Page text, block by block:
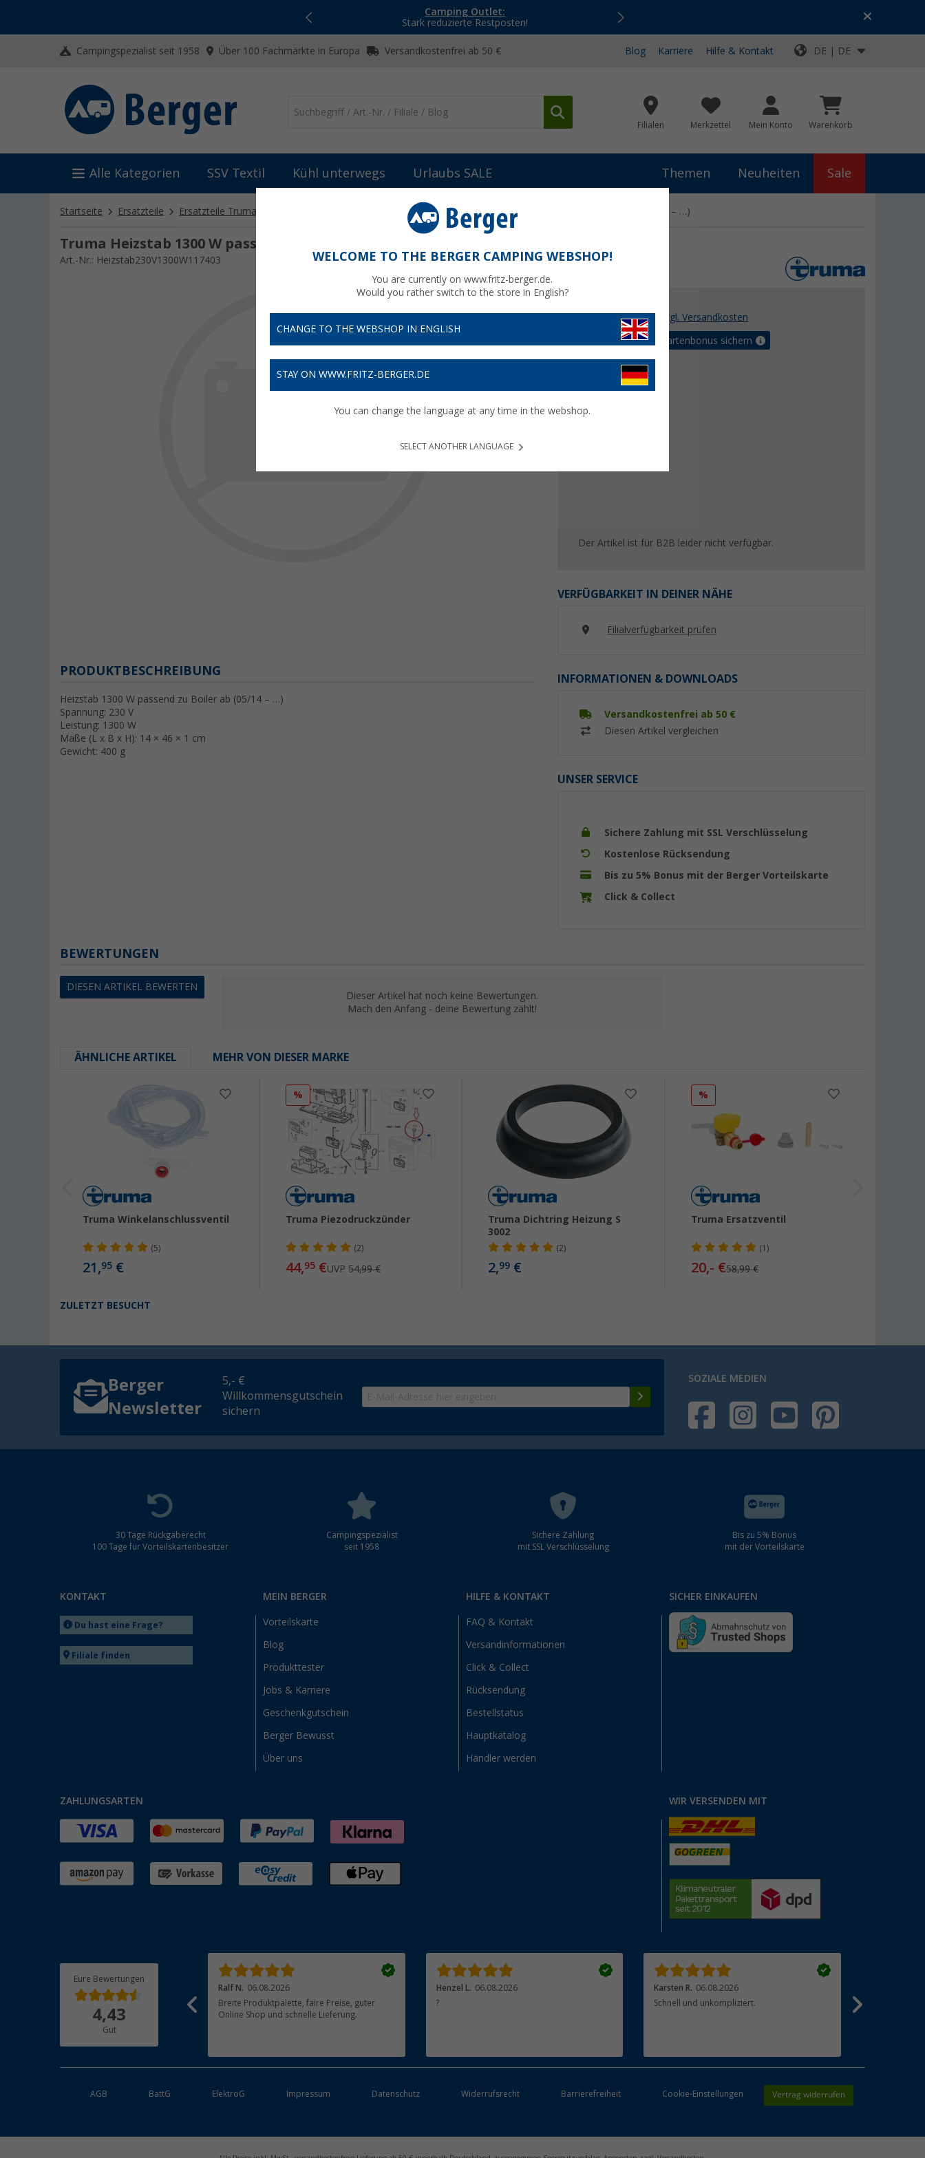
Camping Outlet:
Stark reduzierte Restposten!
Top-Deals für dein Abenteuer!
Campingspezialist seit 1958 Über 100 Fachmärkte in Europa Versandkostenfrei ab 50 € Blog Karriere Hilfe & Kontakt DE | DE
Filialen Merkzettel Mein Konto Warenkorb
Alle Kategorien SSV Textil Kühl unterwegs Urlaubs SALE Themen Neuheiten Sale
Startseite Ersatzteile Ersatzteile Truma Ersatzteile Truma Gasversorgung Truma Heizstab 1300 W passend zu Boiler ab (05/14 – …)
Truma Heizstab 1300 W passend zu Boiler ab (05/14 – …)
Art.-Nr.: Heizstab230V1300W117403
Preise inkl. MwSt.,
zzgl. Versandkosten
Bis zu 5% Vorteilskartenbonus sichern
Der Artikel ist für B2B leider nicht verfügbar.
VERFÜGBARKEIT IN DEINER NÄHE
Filialverfügbarkeit prüfen
INFORMATIONEN & DOWNLOADS
Versandkostenfrei ab 50 €
Diesen Artikel vergleichen
UNSER SERVICE
Sichere Zahlung mit SSL Verschlüsselung
Kostenlose Rücksendung
Bis zu 5% Bonus mit der Berger Vorteilskarte
Click & Collect
PRODUKTBESCHREIBUNG
Heizstab 1300 W passend zu Boiler ab (05/14 – …)
Spannung: 230 V
Leistung: 1300 W
Maße (L x B x H): 14 × 46 × 1 cm
Gewicht: 400 g
BEWERTUNGEN
DIESEN ARTIKEL BEWERTEN
Dieser Artikel hat noch keine Bewertungen.
Mach den Anfang - deine Bewertung zählt!
ÄHNLICHE ARTIKEL MEHR VON DIESER MARKE
Truma Winkelanschlussventil
(5)
21,95 €
%
Truma Piezodruckzünder
(2)
44,95€UVP 54,99 €
Truma Dichtring Heizung S
3002
(2)
2,99 €
%
Truma Ersatzventil
(1)
20,- €58,99 €
ZULETZT BESUCHT
Berger
Newsletter
5,- €
Willkommensgutschein
sichern
SOZIALE MEDIEN
30 Tage Rückgaberecht
100 Tage für Vorteilskartenbesitzer
Campingspezialist
seit 1958
Sichere Zahlung
mit SSL Verschlüsselung
Bis zu 5% Bonus
mit der Vorteilskarte
KONTAKT
Du hast eine Frage?
Filiale finden
MEIN BERGER
Vorteilskarte
Blog
Produkttester
Jobs & Karriere
Geschenkgutschein
Berger Bewusst
Über uns
HILFE & KONTAKT
FAQ & Kontakt
Versandinformationen
Click & Collect
Rücksendung
Bestellstatus
Hauptkatalog
Händler werden
SICHER EINKAUFEN
ZAHLUNGSARTEN WIR VERSENDEN MIT
Eure Bewertungen
4,43
Gut
06.08.2026
Leicht verspätete Lieferung.Aber gute
Ralf N. 06.08.2026
Breite Produktpalette, faire Preise, guter
Online Shop und schnelle Lieferung.
Henzel L. 06.08.2026
?
Karsten R. 06.08.2026
Schnell und unkompliziert.
AGB BattG ElektroG Impressum Datenschutz Widerrufsrecht Barrierefreiheit Cookie-Einstellungen Vertrag widerrufen
WELCOME TO THE BERGER CAMPING WEBSHOP!
You are currently on www.fritz-berger.de.
Would you rather switch to the store in English?
CHANGE TO THE WEBSHOP IN ENGLISH
STAY ON WWW.FRITZ-BERGER.DE
You can change the language at any time in the webshop.
SELECT ANOTHER LANGUAGE